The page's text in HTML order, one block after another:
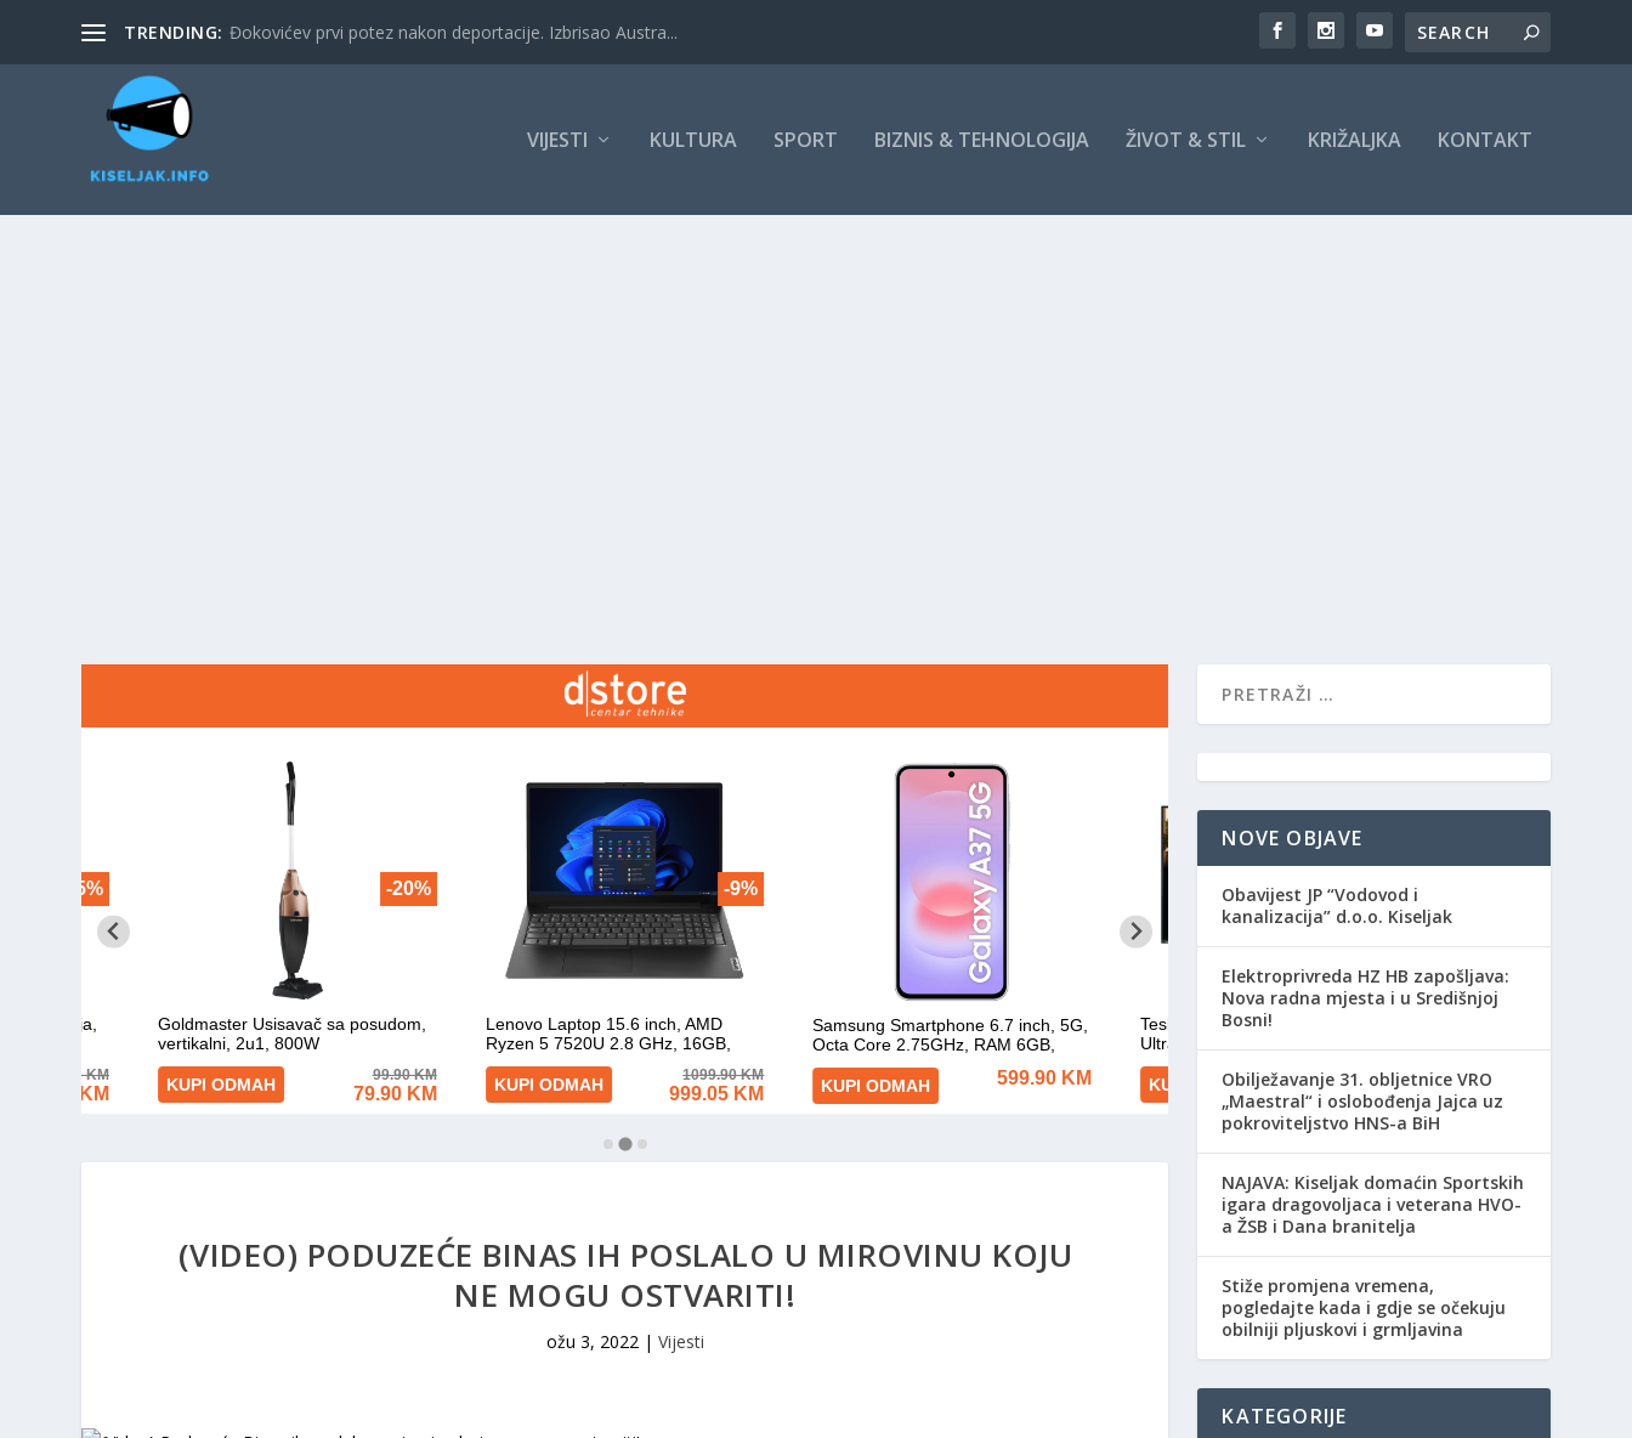
TRENDING: Đokovićev prvi potez nakon deportacije. Izbrisao Austra...
VIJESTI KULTURA SPORT BIZNIS & TEHNOLOGIJA ŽIVOT & STIL KRIŽALJKA KONTAKT
(VIDEO) PODUZEĆE BINAS IH POSLALO U MIROVINU KOJU
NE MOGU OSTVARITI!
ožu 3, 2022| Vijesti
NOVE OBJAVE
Obavijest JP “Vodovod i
kanalizacija” d.o.o. Kiseljak
Elektroprivreda HZ HB zapošljava:
Nova radna mjesta i u Središnjoj
Bosni!
Obilježavanje 31. obljetnice VRO
„Maestral“ i oslobođenja Jajca uz
pokroviteljstvo HNS-a BiH
NAJAVA: Kiseljak domaćin Sportskih
igara dragovoljaca i veterana HVO-
a ŽSB i Dana branitelja
Stiže promjena vremena,
pogledajte kada i gdje se očekuju
obilniji pljuskovi i grmljavina
KATEGORIJE